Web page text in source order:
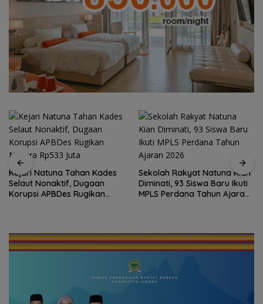
Kejari Natuna Tahan Kades
Selaut Nonaktif, Dugaan
Korupsi APBDes Rugikan
Sekolah Rakyat Natuna Kian
Diminati, 93 Siswa Baru Ikuti
MPLS Perdana Tahun Ajaran